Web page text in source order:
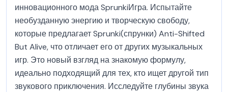
инновационного мода SprunkiИгра. Испытайте
необузданную энергию и творческую свободу,
которые предлагает Sprunki(спрунки) Anti-Shifted
But Alive, что отличает его от других музыкальных
игр. Это новый взгляд на знакомую формулу,
идеально подходящий для тех, кто ищет другой тип
звукового приключения. Исследуйте глубины звука